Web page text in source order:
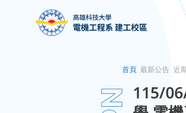
首頁 最新公告 近
115/